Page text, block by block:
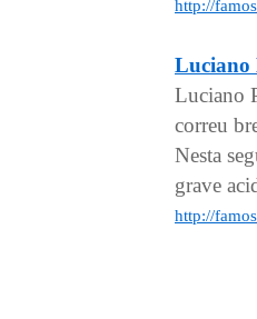
http://
Luciano
Luciano
correu
Nesta
grave
http://